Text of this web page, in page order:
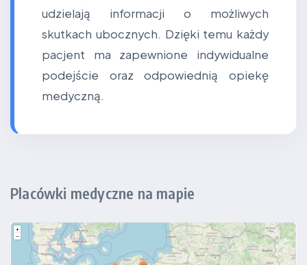
udzielają informacji o możliwych
skutkach ubocznych. Dzięki temu każdy
pacjent ma zapewnione indywidualne
podejście oraz odpowiednią opiekę
medyczną.
Placówki medyczne na mapie